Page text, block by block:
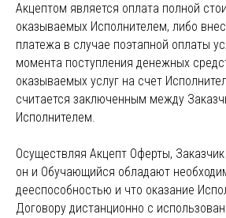
Акцептом является оплата полной
оказываемых Исполнителем, либо
платежа в случае поэтапной оплаты
момента поступления денежных
оказываемых услуг на счет
считается заключенным между
Исполнителем.
Осуществляя Акцепт Оферты,
он и Обучающийся обладают
дееспособностью и что оказание
Договору дистанционно с